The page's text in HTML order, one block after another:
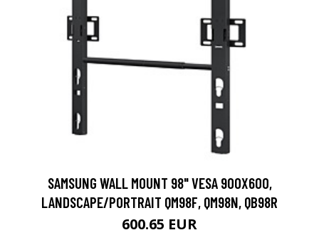
SAMSUNG WALL MOUNT 98" VESA 900X600,
LANDSCAPE/PORTRAIT QM98F, QM98N, QB98R
600.65 EUR